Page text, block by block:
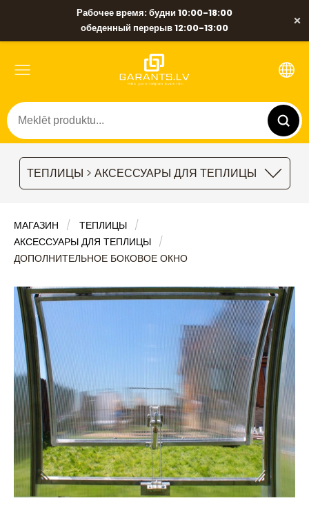
Рабочее время: будни 10:00-18:00
обеденный перерыв 12:00-13:00
×
ТЕПЛИЦЫ > АКСЕССУАРЫ ДЛЯ ТЕПЛИЦЫ
МАГАЗИН
ТЕПЛИЦЫ
АКСЕССУАРЫ ДЛЯ ТЕПЛИЦЫ
ДОПОЛНИТЕЛЬНОЕ БОКОВОЕ ОКНО